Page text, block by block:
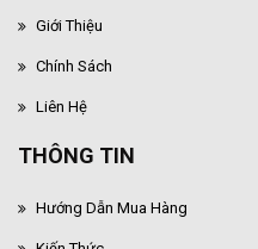
Giới Thiệu
Chính Sách
Liên Hệ
THÔNG TIN
Hướng Dẫn Mua Hàng